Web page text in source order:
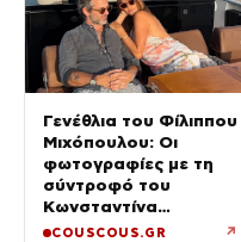
Γενέθλια του Φίλιππου
Μιχόπουλου: Οι
φωτογραφίες με τη
σύντροφό του
Κωνσταντίνα
Ευρυπίδου και το
COUSCOUS.GR ↗